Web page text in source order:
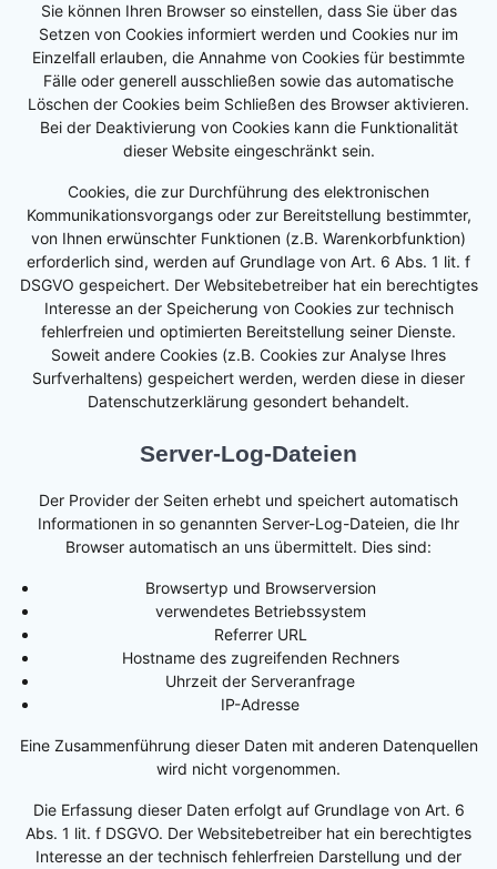
Sie können Ihren Browser so einstellen, dass Sie über das
Setzen von Cookies informiert werden und Cookies nur im
Einzelfall erlauben, die Annahme von Cookies für bestimmte
Fälle oder generell ausschließen sowie das automatische
Löschen der Cookies beim Schließen des Browser aktivieren.
Bei der Deaktivierung von Cookies kann die Funktionalität
dieser Website eingeschränkt sein.
Cookies, die zur Durchführung des elektronischen
Kommunikationsvorgangs oder zur Bereitstellung bestimmter,
von Ihnen erwünschter Funktionen (z.B. Warenkorbfunktion)
erforderlich sind, werden auf Grundlage von Art. 6 Abs. 1 lit. f
DSGVO gespeichert. Der Websitebetreiber hat ein berechtigtes
Interesse an der Speicherung von Cookies zur technisch
fehlerfreien und optimierten Bereitstellung seiner Dienste.
Soweit andere Cookies (z.B. Cookies zur Analyse Ihres
Surfverhaltens) gespeichert werden, werden diese in dieser
Datenschutzerklärung gesondert behandelt.
Server-Log-Dateien
Der Provider der Seiten erhebt und speichert automatisch
Informationen in so genannten Server-Log-Dateien, die Ihr
Browser automatisch an uns übermittelt. Dies sind:
Browsertyp und Browserversion
verwendetes Betriebssystem
Referrer URL
Hostname des zugreifenden Rechners
Uhrzeit der Serveranfrage
IP-Adresse
Eine Zusammenführung dieser Daten mit anderen Datenquellen
wird nicht vorgenommen.
Die Erfassung dieser Daten erfolgt auf Grundlage von Art. 6
Abs. 1 lit. f DSGVO. Der Websitebetreiber hat ein berechtigtes
Interesse an der technisch fehlerfreien Darstellung und der